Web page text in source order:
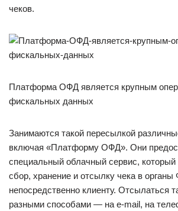
чеков.
Платформа ОФД является крупным
фискальных данных
Занимаются такой пересылкой
включая «Платформу ОФД». Они
специальный облачный сервис, который
сбор, хранение и отсылку чека в
непосредственно клиенту. Отсылаться
разными способами — на e-mail, на